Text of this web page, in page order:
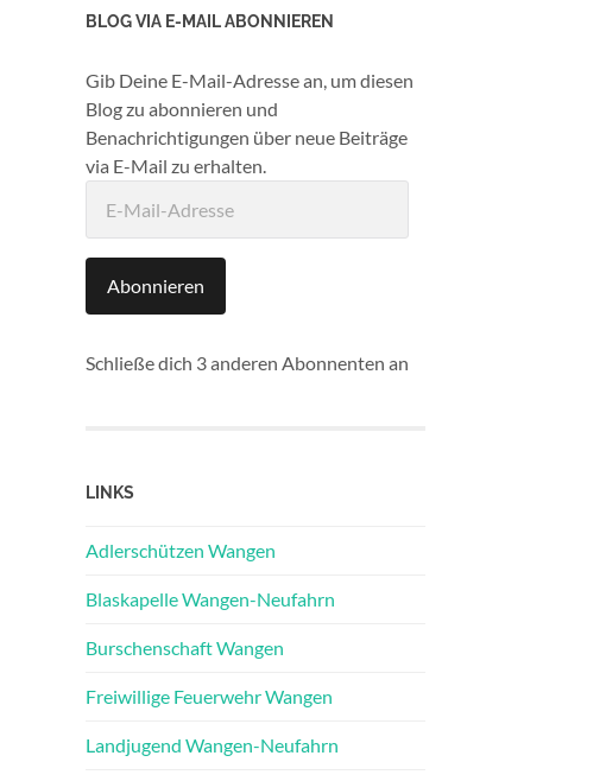
BLOG VIA E-MAIL ABONNIEREN
Gib Deine E-Mail-Adresse an, um diesen
Blog zu abonnieren und
Benachrichtigungen über neue Beiträge
via E-Mail zu erhalten.
Mail-
Abonnieren
Schließe dich 3 anderen Abonnenten an
LINKS
Adlerschützen Wangen
Blaskapelle Wangen-Neufahrn
Burschenschaft Wangen
Freiwillige Feuerwehr Wangen
Landjugend Wangen-Neufahrn